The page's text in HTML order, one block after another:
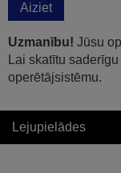
Aiziet
Uzmanību! Jūsu
Lai skatītu
operētājsistēmu.
Lejupielādes